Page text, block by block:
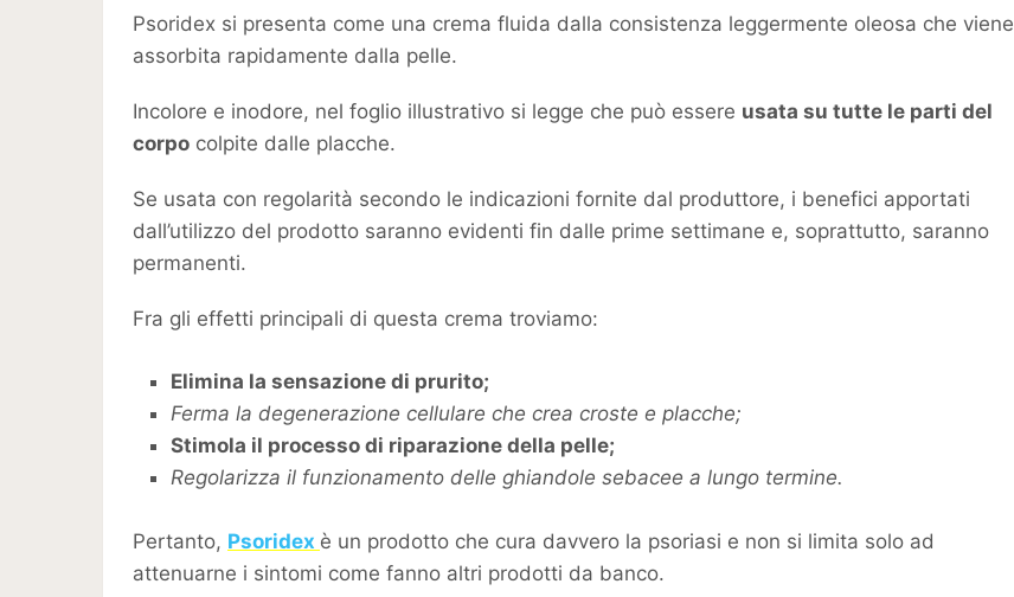
Psoridex si presenta come una crema fluida dalla consistenza leggermente oleosa che viene
assorbita rapidamente dalla pelle.
Incolore e inodore, nel foglio illustrativo si legge che può essere usata su tutte le parti del
corpo colpite dalle placche.
Se usata con regolarità secondo le indicazioni fornite dal produttore, i benefici apportati
dall’utilizzo del prodotto saranno evidenti fin dalle prime settimane e, soprattutto, saranno
permanenti.
Fra gli effetti principali di questa crema troviamo:
Elimina la sensazione di prurito;
Ferma la degenerazione cellulare che crea croste e placche;
Stimola il processo di riparazione della pelle;
Regolarizza il funzionamento delle ghiandole sebacee a lungo termine.
Pertanto, Psoridex è un prodotto che cura davvero la psoriasi e non si limita solo ad
attenuarne i sintomi come fanno altri prodotti da banco.